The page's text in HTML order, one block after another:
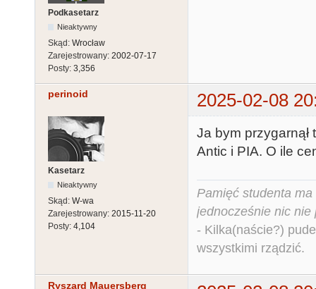
Podkasetarz
Nieaktywny
Skąd: Wrocław
Zarejestrowany: 2002-07-17
Posty: 3,356
perinoid 2025-02-08
Kasetarz
Nieaktywny
Skąd: W-wa
Zarejestrowany: 2015-11-20
Posty: 4,104
Ja bym przygarnął
Antic i PIA. O ile
Pamięć studenta
jednocześnie nic nie
- Kilka(naście?)
wszystkimi rządzić.
Ryszard Mauersberg